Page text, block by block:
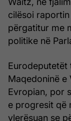
cilësoi
përgatitur me
politike në
Eurodeputetët
Maqedoninë e
Evropian, por
e progresit që
vlerësuan se